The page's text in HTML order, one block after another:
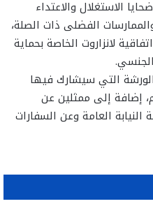
الاستغلال والاعتداء
الفضلى ذات الصلة،
لانزاروت الخاصة بحماية
التي سيشارك فيها
إضافة إلى ممثلين عن
العامة وعن السفارات